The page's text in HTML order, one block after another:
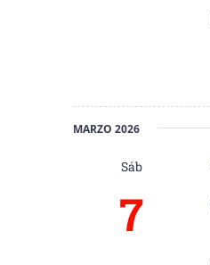
MARZO 2026
Sáb
7